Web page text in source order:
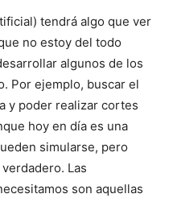
tendrá algo que ver
no estoy del todo
algunos de los
Por ejemplo, buscar el
y poder realizar cortes
hoy en día es una
simularse, pero
Las
son aquellas